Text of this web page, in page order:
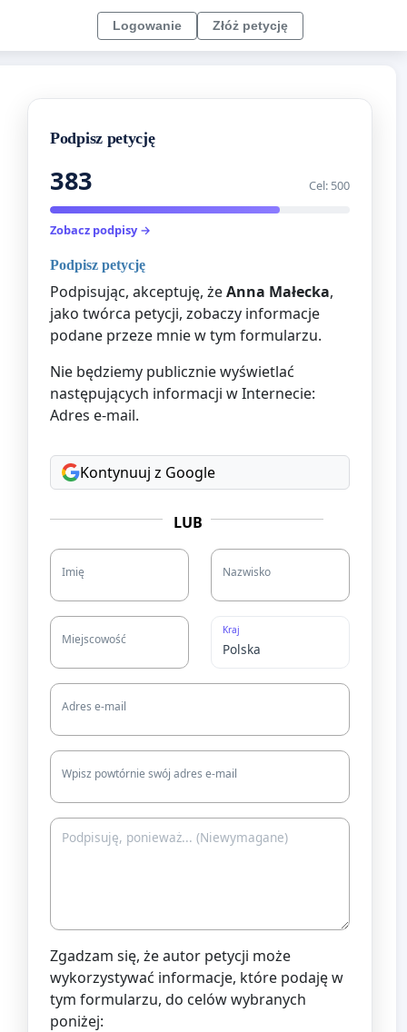
Logowanie Złóż petycję
Podpisz petycję
383 Cel: 500
Zobacz podpisy →
Podpisz petycję
Podpisując, akceptuję, żeAnna Małecka,
jako twórca petycji, zobaczy informacje
podane przeze mnie w tym formularzu.
Nie będziemy publicznie wyświetlać
następujących informacji w Internecie:
Adres e-mail.
Kontynuuj z Google
LUB
Imię Nazwisko
Miejscowość
Kraj
Adres e-mail
Wpisz powtórnie swój adres e-mail
Zgadzam się, że autor petycji może
wykorzystywać informacje, które podaję w
tym formularzu, do celów wybranych
poniżej: